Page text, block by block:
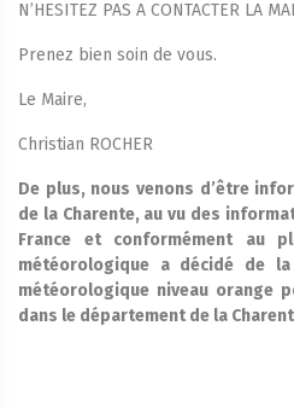
N’HESITEZ PAS A CONTACTER LA
Prenez bien soin de vous.
Le Maire,
Christian ROCHER
De plus, nous venons d’être
de la Charente, au vu des
France et conformément au
météorologique a décidé de
météorologique niveau orange
dans le département de la